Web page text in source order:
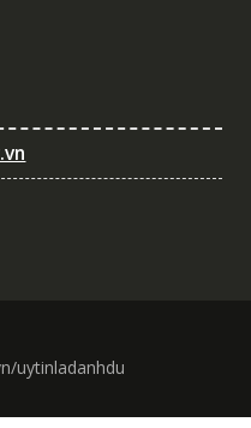
uytinladanhdu